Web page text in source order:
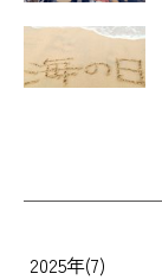
2025年(7)